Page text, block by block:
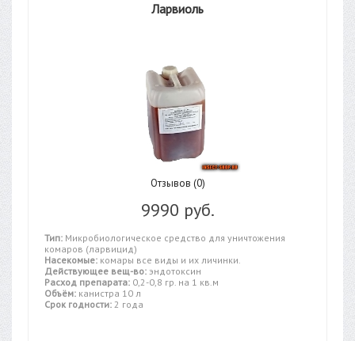
Ларвиоль
Отзывов (0)
9990 руб.
Тип: Микробиологическое средство для уничтожения
комаров (ларвицид)
Насекомые: комары все виды и их личинки.
Действующее вещ-во: эндотоксин
Расход препарата: 0,2-0,8 гр. на 1 кв.м
Объём: канистра 10 л
Срок годности: 2 года